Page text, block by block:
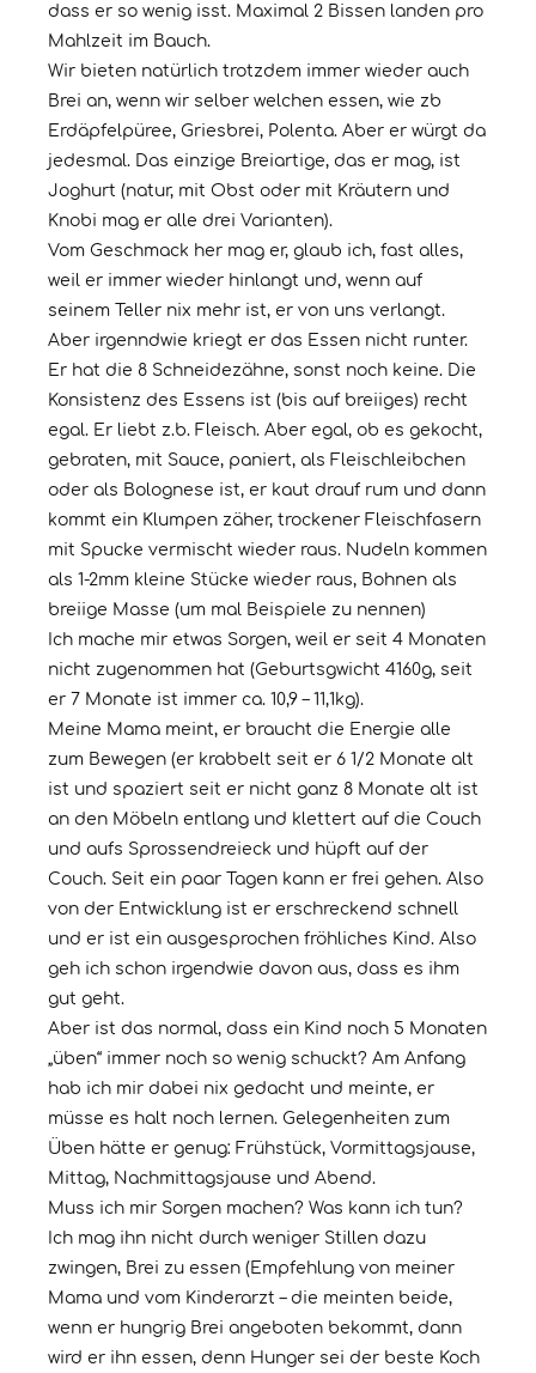
dass er so wenig isst. Maximal 2 Bissen landen pro
Mahlzeit im Bauch.
Wir bieten natürlich trotzdem immer wieder auch
Brei an, wenn wir selber welchen essen, wie zb
Erdäpfelpüree, Griesbrei, Polenta. Aber er würgt da
jedesmal. Das einzige Breiartige, das er mag, ist
Joghurt (natur, mit Obst oder mit Kräutern und
Knobi mag er alle drei Varianten).
Vom Geschmack her mag er, glaub ich, fast alles,
weil er immer wieder hinlangt und, wenn auf
seinem Teller nix mehr ist, er von uns verlangt.
Aber irgenndwie kriegt er das Essen nicht runter.
Er hat die 8 Schneidezähne, sonst noch keine. Die
Konsistenz des Essens ist (bis auf breiiges) recht
egal. Er liebt z.b. Fleisch. Aber egal, ob es gekocht,
gebraten, mit Sauce, paniert, als Fleischleibchen
oder als Bolognese ist, er kaut drauf rum und dann
kommt ein Klumpen zäher, trockener Fleischfasern
mit Spucke vermischt wieder raus. Nudeln kommen
als 1-2mm kleine Stücke wieder raus, Bohnen als
breiige Masse (um mal Beispiele zu nennen)
Ich mache mir etwas Sorgen, weil er seit 4 Monaten
nicht zugenommen hat (Geburtsgwicht 4160g, seit
er 7 Monate ist immer ca. 10,9 – 11,1kg).
Meine Mama meint, er braucht die Energie alle
zum Bewegen (er krabbelt seit er 6 1/2 Monate alt
ist und spaziert seit er nicht ganz 8 Monate alt ist
an den Möbeln entlang und klettert auf die Couch
und aufs Sprossendreieck und hüpft auf der
Couch. Seit ein paar Tagen kann er frei gehen. Also
von der Entwicklung ist er erschreckend schnell
und er ist ein ausgesprochen fröhliches Kind. Also
geh ich schon irgendwie davon aus, dass es ihm
gut geht.
Aber ist das normal, dass ein Kind noch 5 Monaten
„üben“ immer noch so wenig schuckt? Am Anfang
hab ich mir dabei nix gedacht und meinte, er
müsse es halt noch lernen. Gelegenheiten zum
Üben hätte er genug: Frühstück, Vormittagsjause,
Mittag, Nachmittagsjause und Abend.
Muss ich mir Sorgen machen? Was kann ich tun?
Ich mag ihn nicht durch weniger Stillen dazu
zwingen, Brei zu essen (Empfehlung von meiner
Mama und vom Kinderarzt – die meinten beide,
wenn er hungrig Brei angeboten bekommt, dann
wird er ihn essen, denn Hunger sei der beste Koch